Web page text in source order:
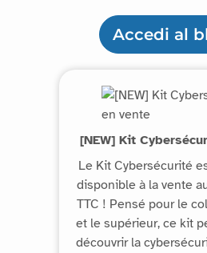
Accedi al
[NEW] Kit
Le Kit Cybersécurité
disponible à la vente
TTC ! Pensé pour le
et le supérieur, ce kit
découvrir la